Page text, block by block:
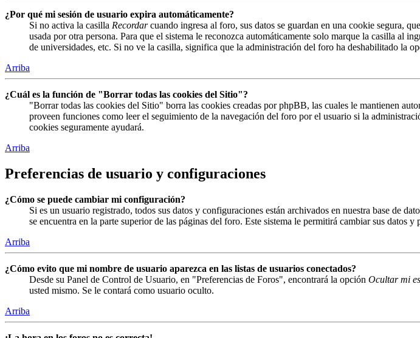
¿Por qué mi sesión de usuario expira automáticamente?
Si no activa la casilla Recordarcuando ingresa al foro, sus datos se guardan en una cookie segura,
usada por otra persona. Para que el sistema le reconozca automáticamente solo marque la casilla al
de universidades, etc. Si no ve la casilla, significa que la administración del foro ha deshabilitado la
Arriba
¿Cuál es la función de "Borrar todas las cookies del Sitio"?
"Borrar todas las cookies del Sitio" borra las cookies creadas por phpBB, las cuales le mantienen
proveen funciones como leer el seguimiento de la navegación del foro por el usuario si la
cookies seguramente ayudará.
Arriba
Preferencias de usuario y configuraciones
¿Cómo se puede cambiar mi configuración?
Si es un usuario registrado, todos sus datos y configuraciones están archivados en nuestra base de
se encuentra en la parte superior de las páginas del foro. Este sistema le permitirá cambiar sus datos y
Arriba
¿Cómo evito que mi nombre de usuario aparezca en las listas de usuarios conectados?
Desde su Panel de Control de Usuario, en "Preferencias de Foros", encontrará la opción Ocultar mi
usted mismo. Se le contará como usuario oculto.
Arriba